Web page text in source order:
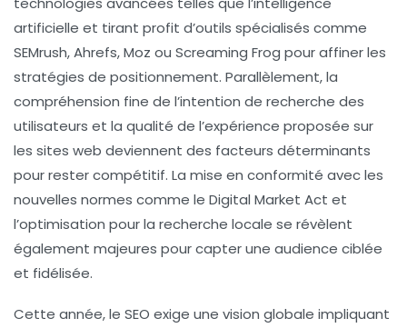
artificielle et tirant profit d’outils spécialisés comme
SEMrush, Ahrefs, Moz ou Screaming Frog pour affiner les
stratégies de positionnement. Parallèlement, la
compréhension fine de l’intention de recherche des
utilisateurs et la qualité de l’expérience proposée sur
les sites web deviennent des facteurs déterminants
pour rester compétitif. La mise en conformité avec les
nouvelles normes comme le Digital Market Act et
l’optimisation pour la recherche locale se révèlent
également majeures pour capter une audience ciblée
et fidélisée.
Cette année, le SEO exige une vision globale impliquant